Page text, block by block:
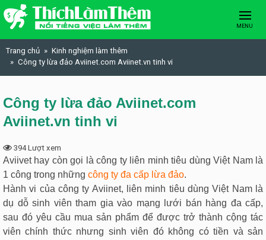
Skip to content
MENU
Trang chủ
Kinh nghiệm làm thêm
Công ty lừa đảo Aviinet.com Aviinet.vn tinh vi
Công ty lừa đảo Aviinet.com
Aviinet.vn tinh vi
394 Lượt xem
Aviivethay còn gọi làcông ty liên minh tiêu dùng Việt Namlà
1 công trong những công ty đa cấp lừa đảo.
Hành vi của công ty Aviinet, liên minh tiêu dùng Việt Nam là
dụ dỗ sinh viên tham gia vào mạng lưới bán hàng đa cấp,
sau đó yêu cầu mua sản phẩm để được trở thành cộng tác
viên chính thức nhưng sinh viên đó không có tiền và sản